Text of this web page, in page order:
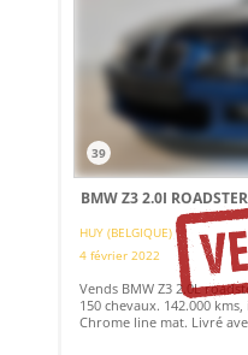
39
BMW Z3 2.0I
HUY (BELGIQUE)
4 février 2022
Vends BMW Z3 2.0L
150 chevaux. 142.000
Chrome line mat. Livré